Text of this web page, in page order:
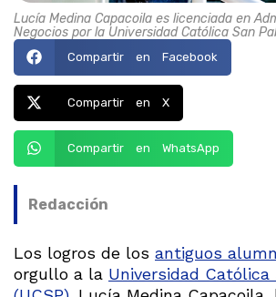
Lucía Medina Capacoila es licenciada en
Negocios por la Universidad Católica San
Compartir en Facebook
Compartir en X
Compartir en WhatsApp
Redacción
Los logros de los antiguos
orgullo a la Universidad Católica